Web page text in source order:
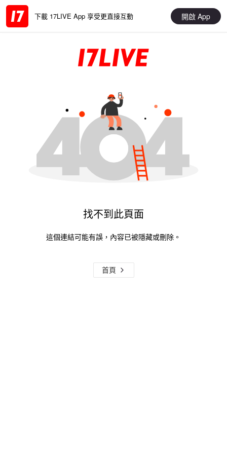
下載 17LIVE App 享受更直接互動 開啟 App
找不到此頁面
這個連結可能有誤，內容已被隱藏或刪除。
首頁